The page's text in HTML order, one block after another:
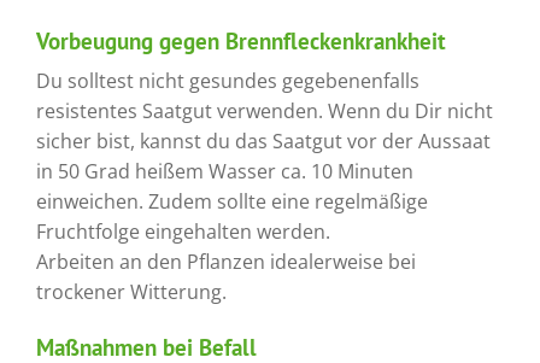
Vorbeugung gegen Brennfleckenkrankheit
Du solltest nicht gesundes gegebenenfalls
resistentes Saatgut verwenden. Wenn du Dir nicht
sicher bist, kannst du das Saatgut vor der Aussaat
in 50 Grad heißem Wasser ca. 10 Minuten
einweichen. Zudem sollte eine regelmäßige
Fruchtfolge eingehalten werden.
Arbeiten an den Pflanzen idealerweise bei
trockener Witterung.
Maßnahmen bei Befall